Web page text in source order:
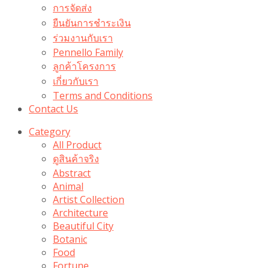
การจัดส่ง
ยืนยันการชำระเงิน
ร่วมงานกับเรา
Pennello Family
ลูกค้าโครงการ
เกี่ยวกับเรา
Terms and Conditions
Contact Us
Category
All Product
ดูสินค้าจริง
Abstract
Animal
Artist Collection
Architecture
Beautiful City
Botanic
Food
Fortune